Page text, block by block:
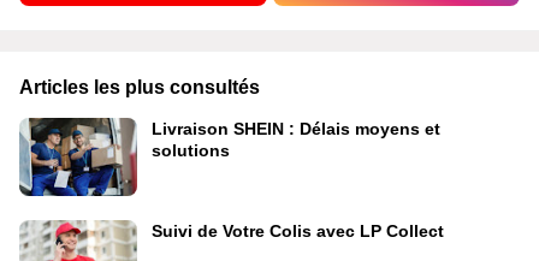
Articles les plus consultés
Livraison SHEIN : Délais moyens et
solutions
Suivi de Votre Colis avec LP Collect